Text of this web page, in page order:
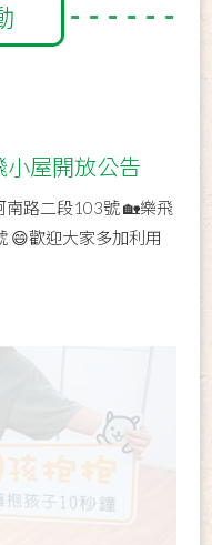
屋開放公告
路二段103號 🏡樂飛
😄歡迎大家多加利用